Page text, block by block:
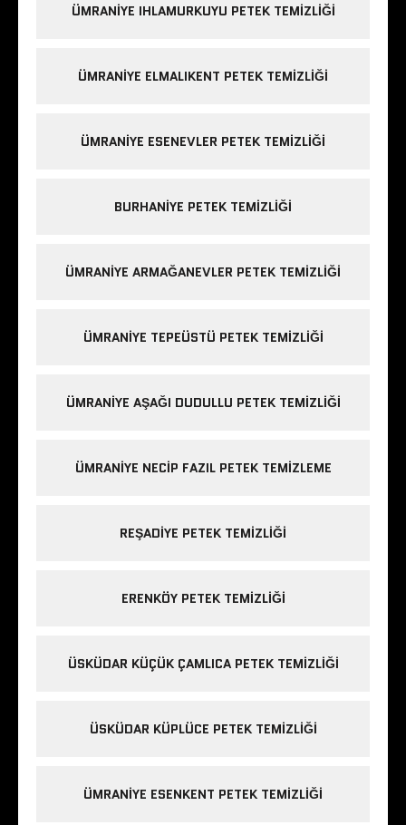
ÜMRANIYE IHLAMURKUYU PETEK TEMIZLIĞI
ÜMRANIYE ELMALIKENT PETEK TEMIZLIĞI
ÜMRANIYE ESENEVLER PETEK TEMIZLIĞI
BURHANIYE PETEK TEMIZLIĞI
ÜMRANIYE ARMAĞANEVLER PETEK TEMIZLIĞI
ÜMRANIYE TEPEÜSTÜ PETEK TEMIZLIĞI
ÜMRANIYE AŞAĞI DUDULLU PETEK TEMIZLIĞI
ÜMRANIYE NECIP FAZIL PETEK TEMIZLEME
REŞADIYE PETEK TEMIZLIĞI
ERENKÖY PETEK TEMIZLIĞI
ÜSKÜDAR KÜÇÜK ÇAMLICA PETEK TEMIZLIĞI
ÜSKÜDAR KÜPLÜCE PETEK TEMIZLIĞI
ÜMRANIYE ESENKENT PETEK TEMIZLIĞI